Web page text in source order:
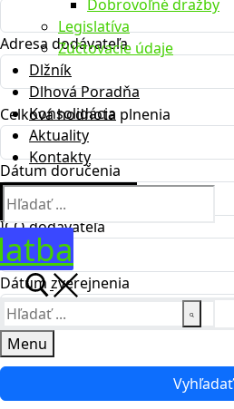
Dobrovoľné dražby
Legislatíva
Zúčtovacie údaje
Dlžník
Dlhová Poradňa
Konsolidácia
Aktuality
Kontakty
Hľadať:
Hľadať:
Menu
Adresa dodávateľa
Celková hodnota plnenia
Dátum doručenia
IČO dodávateľa
Dátum zverejnenia
Vyhľadať